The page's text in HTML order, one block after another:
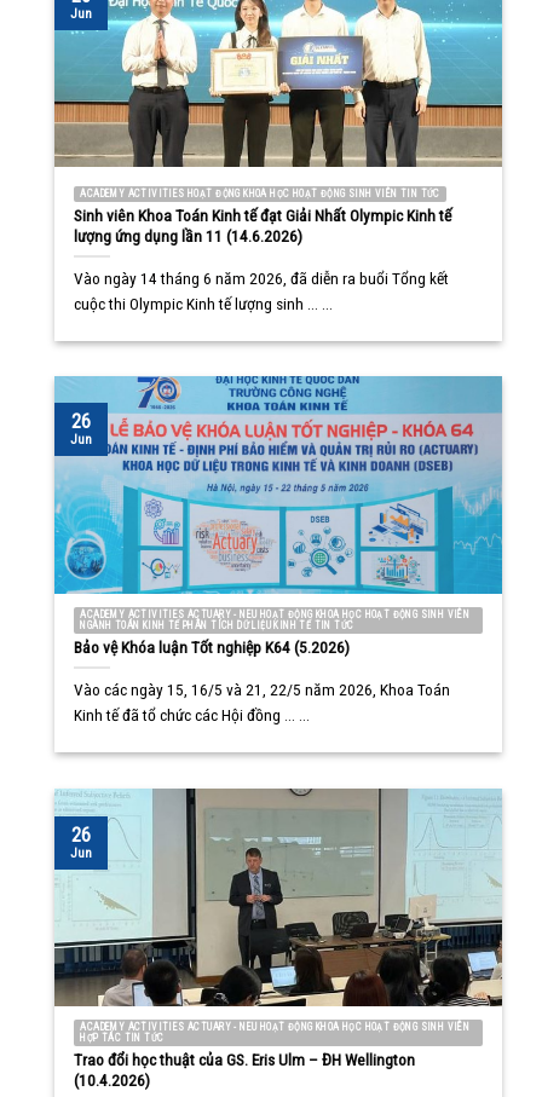
ACADEMY ACTIVITIES HOẠT ĐỘNG KHOA HỌC HOẠT ĐỘNG SINH VIÊN TIN TỨC
Sinh viên Khoa Toán Kinh tế đạt Giải Nhất Olympic Kinh tế
lượng ứng dụng lần 11 (14.6.2026)
Vào ngày 14 tháng 6 năm 2026, đã diễn ra buổi Tổng kết
cuộc thi Olympic Kinh tế lượng sinh ... ...
Jun
ACADEMY ACTIVITIES ACTUARY - NEU HOẠT ĐỘNG KHOA HỌC HOẠT ĐỘNG SINH VIÊN
NGÀNH TOÁN KINH TẾ PHÂN TÍCH DỮ LIỆU KINH TẾ TIN TỨC
Bảo vệ Khóa luận Tốt nghiệp K64 (5.2026)
Vào các ngày 15, 16/5 và 21, 22/5 năm 2026, Khoa Toán
Kinh tế đã tổ chức các Hội đồng ... ...
26
Jun
ACADEMY ACTIVITIES ACTUARY - NEU HOẠT ĐỘNG KHOA HỌC HOẠT ĐỘNG SINH VIÊN
HỢP TÁC TIN TỨC
Trao đổi học thuật của GS. Eris Ulm – ĐH Wellington
(10.4.2026)
26
Jun